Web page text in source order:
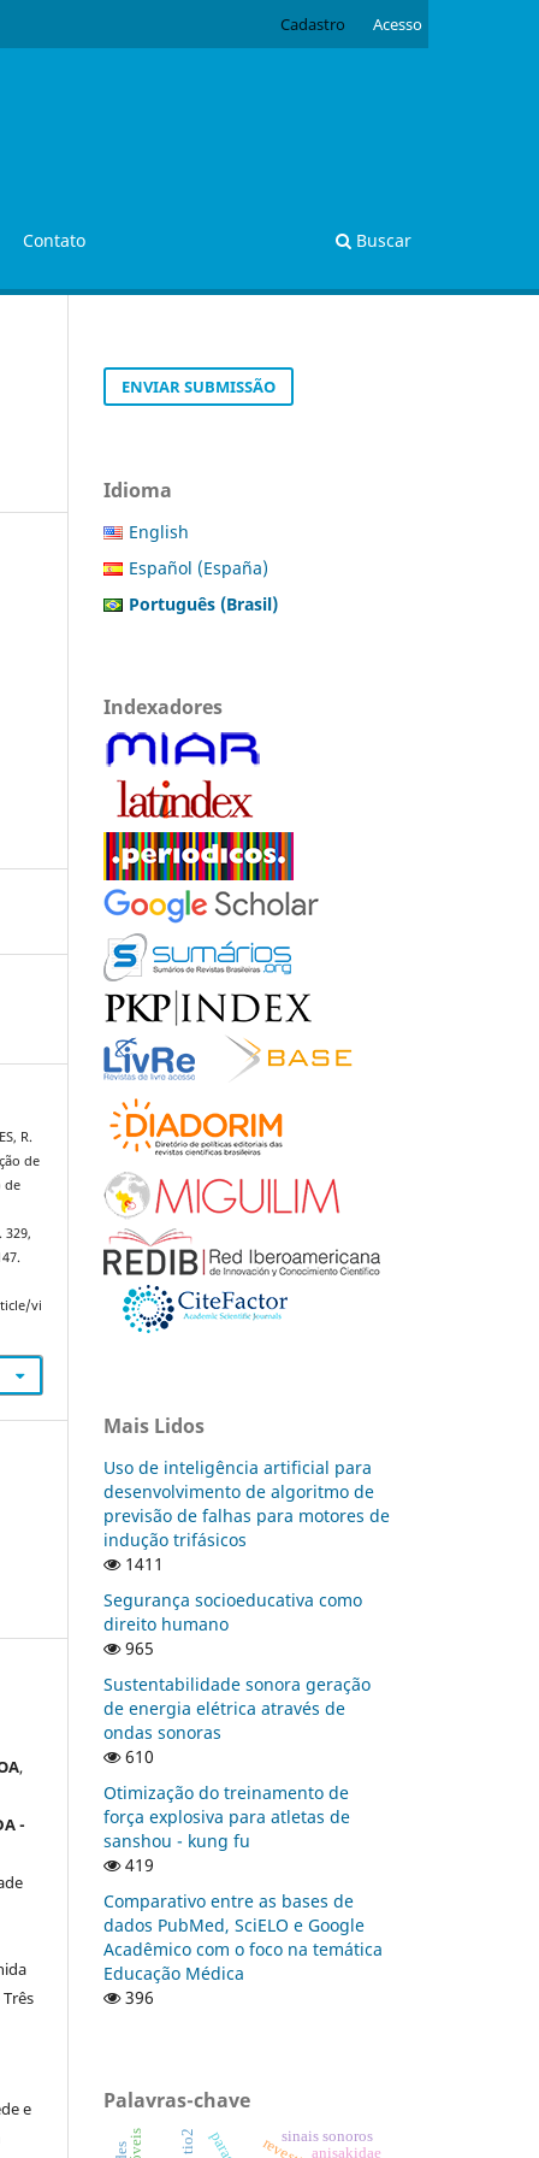
Contato Buscar
Cadastro Acesso
R.
de
de
329,
vi
,
-
e
ENVIAR SUBMISSÃO
Idioma
English
Español (España)
Português (Brasil)
Indexadores
Mais Lidos
Uso de inteligência artificial para
desenvolvimento de algoritmo de
previsão de falhas para motores de
indução trifásicos
1411
Segurança socioeducativa como
direito humano
965
Sustentabilidade sonora geração
de energia elétrica através de
ondas sonoras
610
Otimização do treinamento de
força explosiva para atletas de
sanshou - kung fu
419
Comparativo entre as bases de
dados PubMed, SciELO e Google
Acadêmico com o foco na temática
Educação Médica
396
Palavras-chave
sinais sonoros
anisakidae